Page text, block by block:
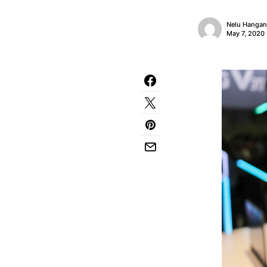
Nelu
May 7, 2020